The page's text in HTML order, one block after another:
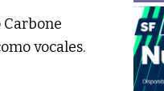
vocales.